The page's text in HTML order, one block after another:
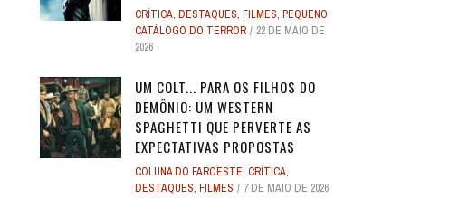
CRÍTICA, DESTAQUES, FILMES, PEQUENO
CATÁLOGO DO TERROR
22 DE MAIO DE
2026
UM COLT... PARA OS FILHOS DO
DEMÔNIO: UM WESTERN
SPAGHETTI QUE PERVERTE AS
EXPECTATIVAS PROPOSTAS
COLUNA DO FAROESTE, CRÍTICA,
DESTAQUES, FILMES 7 DE MAIO DE 2026